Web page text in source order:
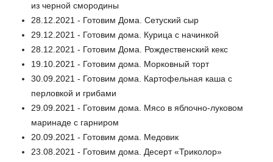
из черной смородины
28.12.2021 - Готовим Дома. Сетуский сыр
29.12.2021 - Готовим дома. Курица с начинкой
28.12.2021 - Готовим Дома. Рождественский кекс
19.10.2021 - Готовим дома. Морковный торт
30.09.2021 - Готовим дома. Картофельная каша с
перловкой и грибами
29.09.2021 - Готовим дома. Мясо в яблочно-луковом
маринаде с гарниром
20.09.2021 - Готовим дома. Медовик
23.08.2021 - Готовим дома. Десерт «Триколор»